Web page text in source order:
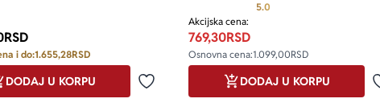
RSD
i do:1.655,28RSD
Dodaj u omiljene
DODAJ U KORPU
5.0
Akcijska cena:
769,30RSD
Osnovna cena:1.099,00RSD
DODAJ U KORPU